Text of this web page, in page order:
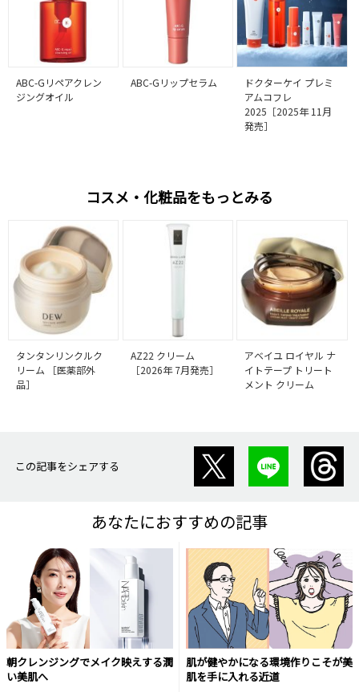
ABC-Gリペアクレン
ジングオイル
ABC-Gリップセラム
ドクターケイ プレミ
アムコフレ
2025［2025年 11月
発売］
コスメ・化粧品をもっとみる
タンタンリンクルク
リーム ［医薬部外
品］
AZ22 クリーム
［2026年 7月発売］
アベイユ ロイヤル ナ
イトテープ トリート
メント クリーム
この記事をシェアする
あなたにおすすめの記事
朝クレンジングでメイク映えする潤
い美肌へ
肌が健やかになる環境作りこそが美
肌を手に入れる近道